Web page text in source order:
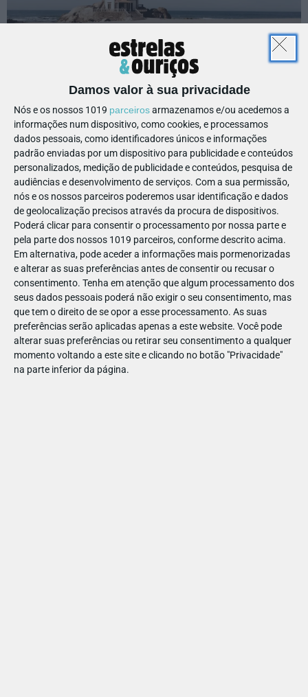
Damos valor à sua privacidade
Nós e os nossos 1019 parceirosarmazenamos e/ou acedemos a
informações num dispositivo, como cookies, e processamos
dados pessoais, como identificadores únicos e informações
padrão enviadas por um dispositivo para publicidade e conteúdos
personalizados, medição de publicidade e conteúdos, pesquisa de
audiências e desenvolvimento de serviços. Com a sua permissão,
nós e os nossos parceiros poderemos usar identificação e dados
de geolocalização precisos através da procura de dispositivos.
Poderá clicar para consentir o processamento por nossa parte e
pela parte dos nossos 1019 parceiros, conforme descrito acima.
Em alternativa, pode aceder a informações mais pormenorizadas
e alterar as suas preferências antes de consentir ou recusar o
consentimento. Tenha em atenção que algum processamento dos
seus dados pessoais poderá não exigir o seu consentimento, mas
que tem o direito de se opor a esse processamento. As suas
preferências serão aplicadas apenas a este website. Você pode
alterar suas preferências ou retirar seu consentimento a qualquer
momento voltando a este site e clicando no botão "Privacidade"
na parte inferior da página.
Uma praia com romaria? É verdade e acontece no Domingo
da Santíssima Trindade, na Praia de Miramar. Neste dia todos
caminham até à Capela do Senhor da Pedra, que existe desde
1686 e que já testemunhou muitos casamentos à beira mar.
3. Praia Osso da Baleia, Pombal
A cerca de 40 km de Leiria fica uma praia que ganhou este
nome depois de ter dado à costa um esqueleto de baleia!
Tem zona para piqueniques, parque infantil e natureza!
4. Praia do Baleal, Peniche